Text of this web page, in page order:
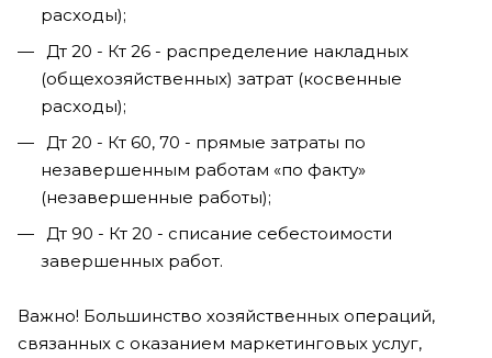
расходы);
Дт 20 - Кт 26 - распределение накладных
(общехозяйственных) затрат (косвенные
расходы);
Дт 20 - Кт 60, 70 - прямые затраты по
незавершенным работам «по факту»
(незавершенные работы);
Дт 90 - Кт 20 - списание себестоимости
завершенных работ.
Важно! Большинство хозяйственных операций,
связанных с оказанием маркетинговых услуг,